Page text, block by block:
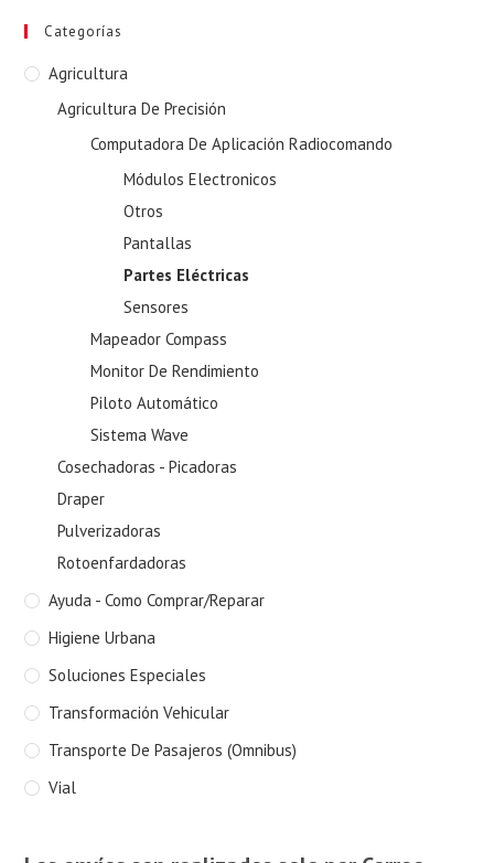
Categorías
Agricultura
Agricultura De Precisión
Computadora De Aplicación Radiocomando
Módulos Electronicos
Otros
Pantallas
Partes Eléctricas
Sensores
Mapeador Compass
Monitor De Rendimiento
Piloto Automático
Sistema Wave
Cosechadoras - Picadoras
Draper
Pulverizadoras
Rotoenfardadoras
Ayuda - Como Comprar/Reparar
Higiene Urbana
Soluciones Especiales
Transformación Vehicular
Transporte De Pasajeros (Omnibus)
Vial